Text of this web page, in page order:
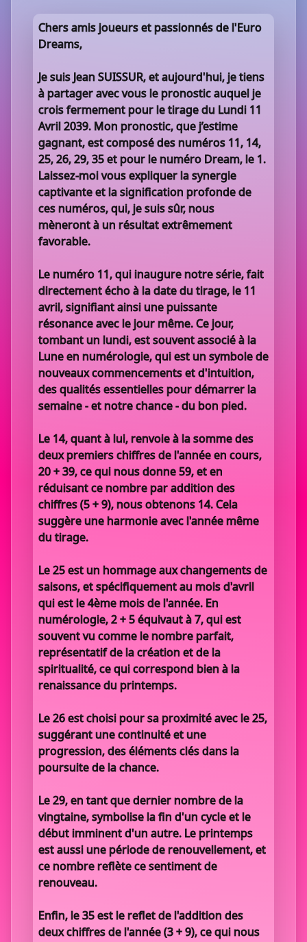
Chers amis joueurs et passionnés de l'Euro
Dreams,
Je suis Jean SUISSUR, et aujourd'hui, je tiens
à partager avec vous le pronostic auquel je
crois fermement pour le tirage du Lundi 11
Avril 2039. Mon pronostic, que j’estime
gagnant, est composé des numéros 11, 14,
25, 26, 29, 35 et pour le numéro Dream, le 1.
Laissez-moi vous expliquer la synergie
captivante et la signification profonde de
ces numéros, qui, je suis sûr, nous
mèneront à un résultat extrêmement
favorable.
Le numéro 11, qui inaugure notre série, fait
directement écho à la date du tirage, le 11
avril, signifiant ainsi une puissante
résonance avec le jour même. Ce jour,
tombant un lundi, est souvent associé à la
Lune en numérologie, qui est un symbole de
nouveaux commencements et d'intuition,
des qualités essentielles pour démarrer la
semaine - et notre chance - du bon pied.
Le 14, quant à lui, renvoie à la somme des
deux premiers chiffres de l'année en cours,
20 + 39, ce qui nous donne 59, et en
réduisant ce nombre par addition des
chiffres (5 + 9), nous obtenons 14. Cela
suggère une harmonie avec l'année même
du tirage.
Le 25 est un hommage aux changements de
saisons, et spécifiquement au mois d'avril
qui est le 4ème mois de l'année. En
numérologie, 2 + 5 équivaut à 7, qui est
souvent vu comme le nombre parfait,
représentatif de la création et de la
spiritualité, ce qui correspond bien à la
renaissance du printemps.
Le 26 est choisi pour sa proximité avec le 25,
suggérant une continuité et une
progression, des éléments clés dans la
poursuite de la chance.
Le 29, en tant que dernier nombre de la
vingtaine, symbolise la fin d'un cycle et le
début imminent d'un autre. Le printemps
est aussi une période de renouvellement, et
ce nombre reflète ce sentiment de
renouveau.
Enfin, le 35 est le reflet de l'addition des
deux chiffres de l'année (3 + 9), ce qui nous